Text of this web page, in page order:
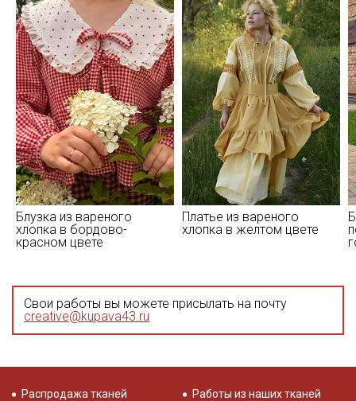
Блузка из вареного
хлопка в бордово-
красном цвете
Платье из вареного
хлопка в желтом цвете
Свои работы вы можете присылать на почту
creative@kupava43.ru
Распродажа тканей
Работы из наших тканей